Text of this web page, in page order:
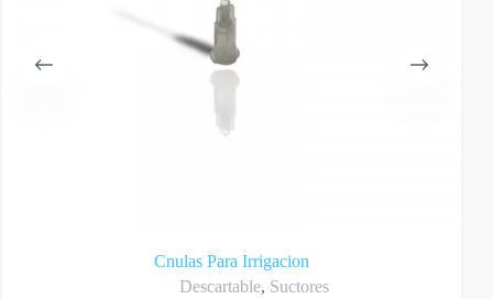
Cnulas Para Irrigacion
Descartable, Suctores